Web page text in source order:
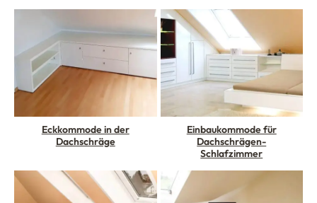
Eckkommode in der
Dachschräge
Einbaukommode für
Dachschrägen-
Schlafzimmer